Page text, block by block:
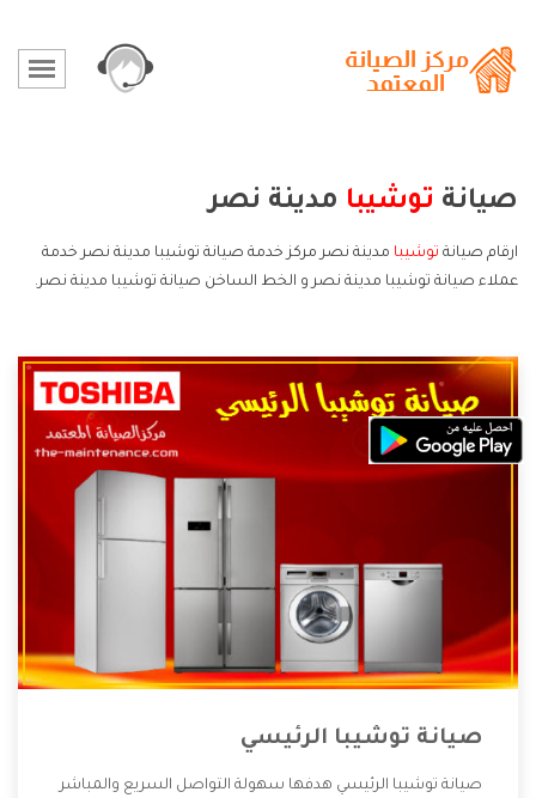
صيانة توشيبا مدينة نصر
ارقام صيانة توشيبا مدينة نصر مركز خدمة صيانة توشيبا مدينة نصر خدمة
عملاء صيانة توشيبا مدينة نصر و الخط الساخن صيانة توشيبا مدينة نصر.
صيانة توشيبا الرئيسي
صيانة توشيبا الرئيسي هدفها سهولة التواصل السريع والمباشر